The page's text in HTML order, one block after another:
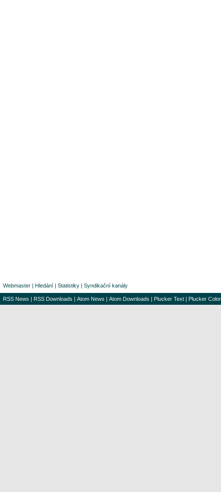
Webmaster | Hledání | Statistiky | Syndikační kanály
RSS News | RSS Downloads | Atom News | Atom Downloads | Plucker Text | Plucker Color